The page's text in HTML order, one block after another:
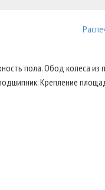
пола. Обод колеса из
Крепление